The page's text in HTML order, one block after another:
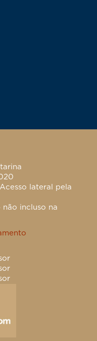
lateral pela
incluso na